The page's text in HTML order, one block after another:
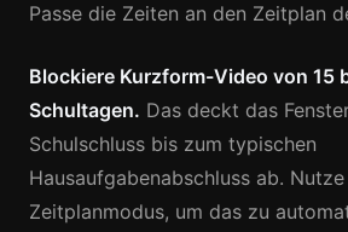
Passe die Zeiten an den Zeitplan
Blockiere Kurzform-Video von 15
Schultagen. Das deckt das
Schulschluss bis zum typischen
Hausaufgabenabschluss ab.
Zeitplanmodus, um das zu